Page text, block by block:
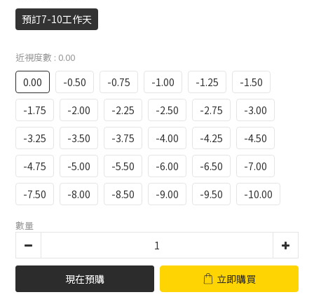
預訂7-10工作天
近視度數 : 0.00
0.00 -0.50 -0.75 -1.00 -1.25
-1.50
-1.75
-2.00 -2.25 -2.50 -2.75
-3.00
-3.25
-3.50 -3.75 -4.00 -4.25
-4.50
-4.75
-5.00 -5.50 -6.00 -6.50
-7.00
-7.50
-8.00 -8.50 -9.00 -9.50 -10.00
數量
現在預購 立即購買